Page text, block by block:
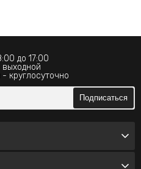
до 17:00
круглосуточно
Подписаться